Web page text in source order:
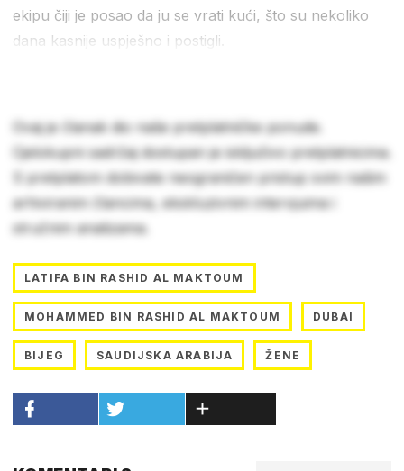
ekipu čiji je posao da ju se vrati kući, što su nekoliko
dana kasnije uspješno i postigli.
Ovaj je članak dio naše pretplatničke ponude.
Cjelokupni sadržaj dostupan je isključivo pretplatnicima.
S pretplatom dobivate neograničen pristup svim našim
arhiviranim člancima, ekskluzivnim intervjuima i
stručnim analizama.
LATIFA BIN RASHID AL MAKTOUM
MOHAMMED BIN RASHID AL MAKTOUM DUBAI
BIJEG SAUDIJSKA ARABIJA ŽENE